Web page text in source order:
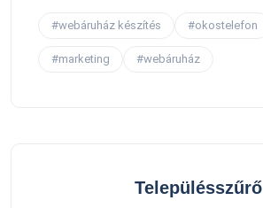
#webáruház készítés #okostelefon
#marketing #webáruház
Településszűrő